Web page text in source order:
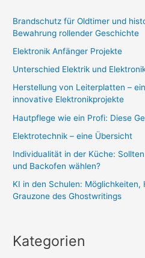
Brandschutz für Oldtimer und
Bewahrung rollender Geschichte
Elektronik Anfänger Projekte
Unterschied Elektrik und
Herstellung von Leiterplatten –
innovative Elektronikprojekte
Hautpflege wie ein Profi: Diese
Elektrotechnik – eine Übersicht
Individualität in der Küche:
und Backofen wählen?
KI in den Schulen:
Grauzone des Ghostwritings
Kategorien